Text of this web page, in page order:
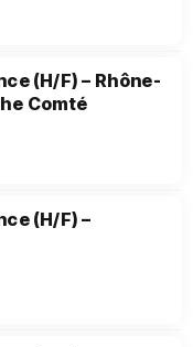
(H/F) – Rhône-
Comté
(H/F) –